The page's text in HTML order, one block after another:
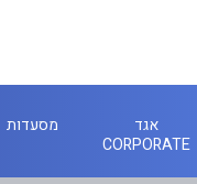
אגד
CORPORATE
מסעדות